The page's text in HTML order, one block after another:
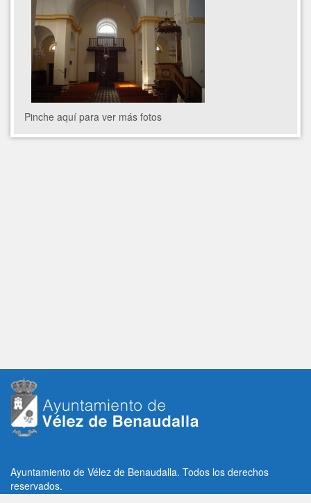
Pinche aquí para ver más fotos
Ayuntamiento de Vélez de Benaudalla. Todos los derechos
reservados.